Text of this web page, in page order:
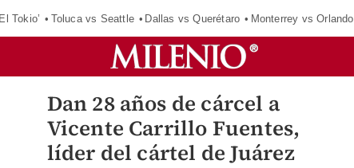
Tokio’ Toluca vs Seattle Dallas vs Querétaro Monterrey vs Orlando
Dan 28 años de cárcel a
Vicente Carrillo Fuentes,
líder del cártel de Juárez